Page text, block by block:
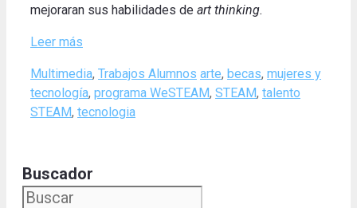
mejoraran sus habilidades de art thinking.
Leer más
Categories
Multimedia, Trabajos Alumnos Tags
arte, becas, mujeres y
tecnología, programa WeSTEAM, STEAM, talento
STEAM, tecnologia
Buscador